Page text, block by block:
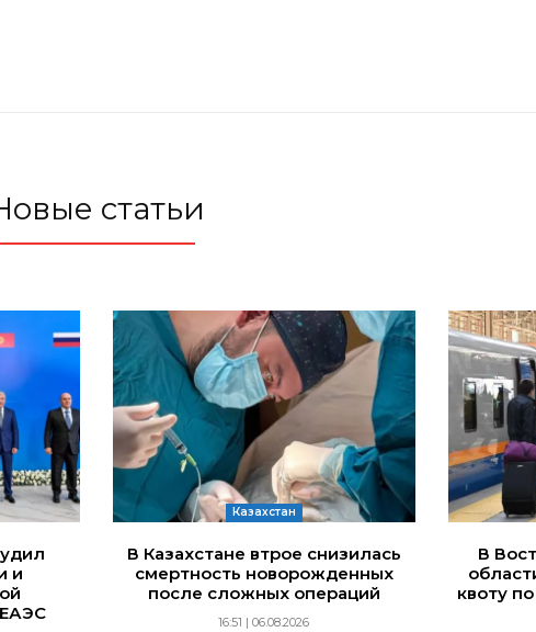
статьи
и
Казахстан
В Казахстане втрое снизилась
смертность новорожденных
после сложных операций
16:51 | 06.08.2026
В
квоту